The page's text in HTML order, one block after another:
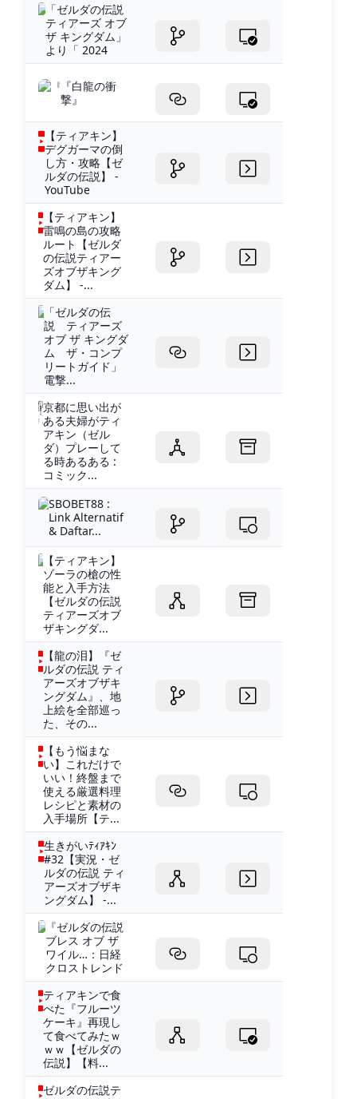
「ゼルダの伝説
ティアーズ オブ
ザ キングダム」
より「 2024
『白龍の衝
撃』
【ティアキン】
デグガーマの倒
し方・攻略【ゼ
ルダの伝説】 -
YouTube
【ティアキン】
雷鳴の島の攻略
ルート【ゼルダ
の伝説ティアー
ズオブザキング
ダム】 -...
「ゼルダの伝
説 ティアーズ
オブ ザ キングダ
ム ザ・コンプ
リートガイド」
電撃...
京都に思い出が
ある夫婦がティ
アキン（ゼル
ダ）プレーして
る時あるある :
コミック...
SBOBET88 :
Link Alternatif
& Daftar...
【ティアキン】
ゾーラの槍の性
能と入手方法
【ゼルダの伝説
ティアーズオブ
ザキングダ...
【龍の泪】『ゼ
ルダの伝説 ティ
アーズオブザキ
ングダム』、地
上絵を全部巡っ
た、その...
【もう悩まな
い】これだけで
いい！終盤まで
使える厳選料理
レシピと素材の
入手場所【テ...
生きがいﾃｨｱｷﾝ
#32【実況・ゼ
ルダの伝説 ティ
アーズオブザキ
ングダム】 -...
『ゼルダの伝説
ブレス オブ ザ
ワイル…：日経
クロストレンド
ティアキンで食
べた『フルーツ
ケーキ』再現し
て食べてみたｗ
ｗｗ【ゼルダの
伝説】【料...
ゼルダの伝説テ